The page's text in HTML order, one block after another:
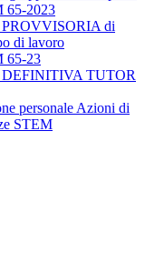
65-2023
di
di lavoro
65-23
TUTOR
personale Azioni di
STEM